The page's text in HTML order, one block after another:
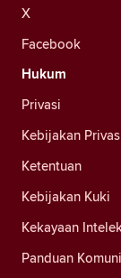
X
Facebook
Hukum
Privasi
Kebijakan
Ketentuan
Kebijakan Kuki
Kekayaan
Panduan